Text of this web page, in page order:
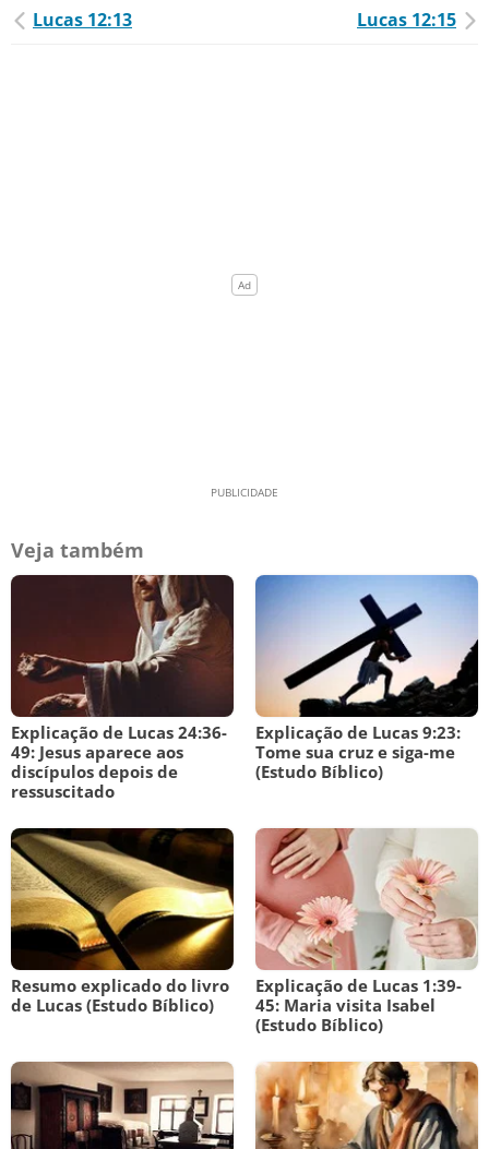
Lucas 12:13 Lucas 12:15
Veja também
Explicação de Lucas 24:36-
49: Jesus aparece aos
discípulos depois de
ressuscitado
Explicação de Lucas 9:23:
Tome sua cruz e siga-me
(Estudo Bíblico)
Resumo explicado do livro
de Lucas (Estudo Bíblico)
Explicação de Lucas 1:39-
45: Maria visita Isabel
(Estudo Bíblico)